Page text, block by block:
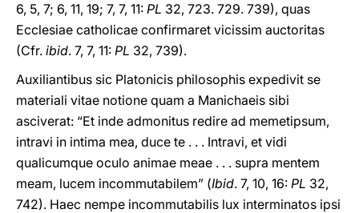
6, 5, 7; 6, 11, 19; 7, 7, 11: PL 32, 723. 729. 739), quas
Ecclesiae catholicae confirmaret vicissim auctoritas
(Cfr. ibid. 7, 7, 11: PL 32, 739).
Auxiliantibus sic Platonicis philosophis expedivit se
materiali vitae notione quam a Manichaeis sibi
asciverat: “Et inde admonitus redire ad memetipsum,
intravi in intima mea, duce te . . . Intravi, et vidi
qualicumque oculo animae meae . . . supra mentem
meam, lucem incommutabilem” (Ibid. 7, 10, 16: PL 32,
742). Haec nempe incommutabilis lux interminatos ipsi